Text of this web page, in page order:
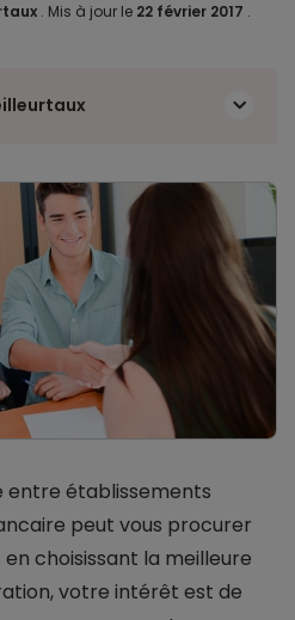
. Mis à jour le 22 février 2017 .
établissements
peut vous procurer
choisissant la meilleure
votre intérêt est de